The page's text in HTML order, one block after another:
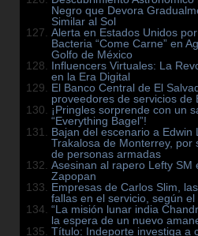
Negro que Devora
Similar al Sol
Alerta en Estados Unidos
Bacteria “Come Carne” en
Golfo de México
Influencers Virtuales: La
en la Era Digital
El Banco Central de El
proveedores de servicios de
¡Pringles sorprende con un
“Everything Bagel”!
Bajan del escenario a Edwin
Trakalosa de Monterrey, por
de personas armadas
Asesinan al rapero Lefty SM
Zapopan
Empresas de Carlos Slim,
fallas en el servicio, según el
“La misión lunar india
la espera de un nuevo
Título: Indeporte investiga a